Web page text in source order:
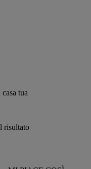
casa tua
risultato